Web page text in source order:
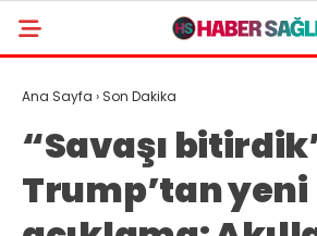
Ana Sayfa › Son Dakika
“Savaşı
Trump’tan yeni